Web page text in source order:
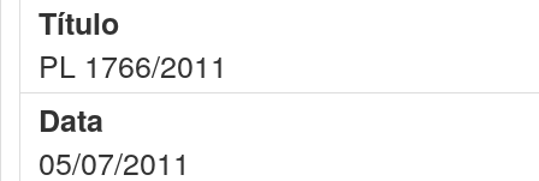
Título
PL 1766/2011
Data
05/07/2011